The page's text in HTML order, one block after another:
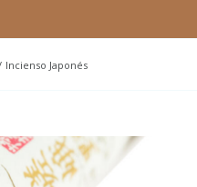
Incienso Japonés